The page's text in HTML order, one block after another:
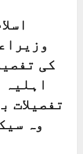
کی
تفصیلات
وہ